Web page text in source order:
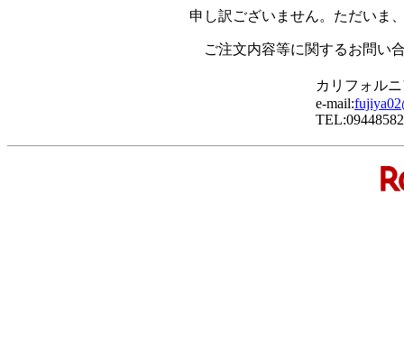
申し訳ございません。ただいま
ご注文内容等に関するお問い
カリフォル
e-mail: